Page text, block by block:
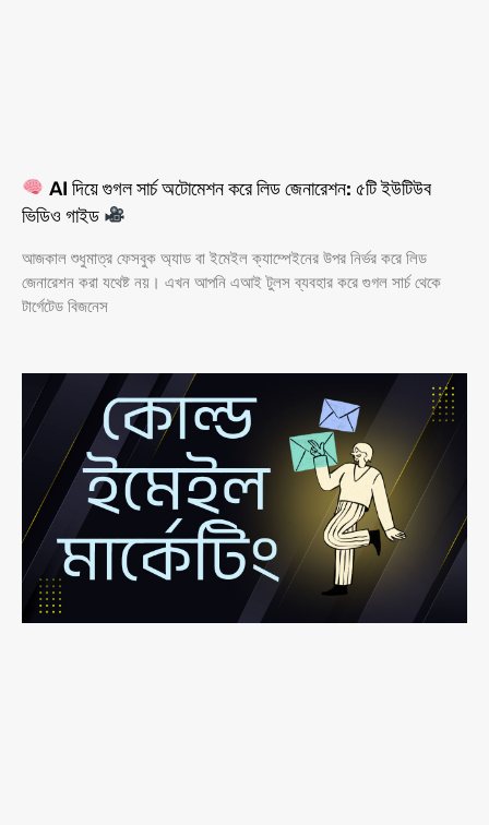
AI দিয়ে গুগল সার্চ অটোমেশন করে লিড জেনারেশন: ৫টি ইউটিউব
ভিডিও গাইড
আজকাল শুধুমাত্র ফেসবুক অ্যাড বা ইমেইল ক্যাম্পেইনের উপর নির্ভর করে লিড
জেনারেশন করা যথেষ্ট নয়। এখন আপনি এআই টুলস ব্যবহার করে গুগল সার্চ থেকে
টার্গেটেড বিজনেস